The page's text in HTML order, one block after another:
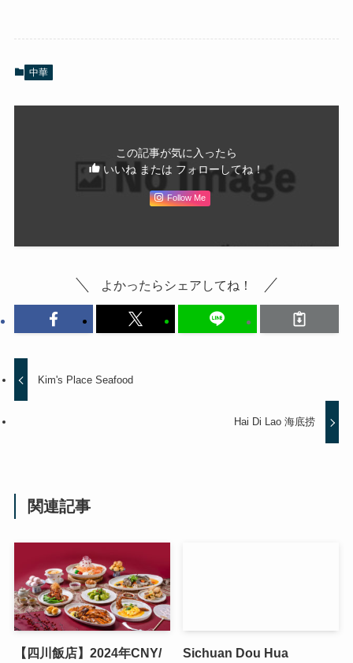
中華
この記事が気に入ったら
いいね または フォローしてね！
Follow Me
よかったらシェアしてね！
Kim's Place Seafood
Hai Di Lao 海底捞
関連記事
【四川飯店】2024年CNY/
Sichuan Dou Hua